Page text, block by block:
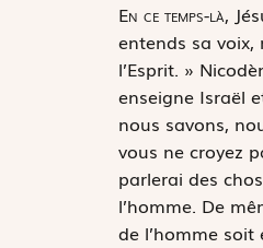
En ce temps-là,
entends sa
l’Esprit. »
enseigne Israël
nous savons,
vous ne croyez
parlerai des
l’homme. De
de l’homme